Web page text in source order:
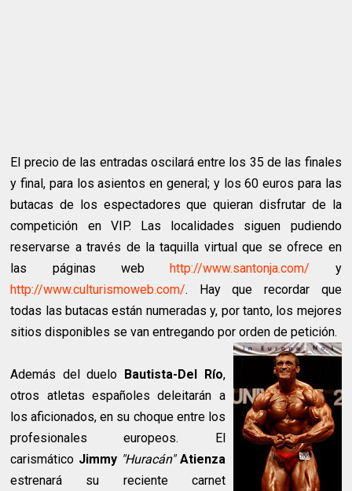
El precio de las entradas oscilará entre los 35 de las finales
y final, para los asientos en general; y los 60 euros para las
butacas de los espectadores que quieran disfrutar de la
competición en VIP. Las localidades siguen pudiendo
reservarse a través de la taquilla virtual que se ofrece en
las páginas webhttp://www.santonja.com/ y
http://www.culturismoweb.com/. Hay que recordar que
todas las butacas están numeradas y, por tanto, los mejores
sitios disponibles se van entregando por orden de petición.
Además del duelo Bautista-Del Río,
otros atletas españoles deleitarán a
los aficionados, en su choque entre los
profesionales europeos. El
carismático Jimmy "Huracán" Atienza
estrenará su reciente carnet